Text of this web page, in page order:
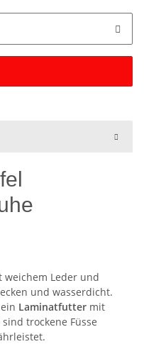
weichem Leder und
und wasserdicht.
Laminatfutter mit
trockene Füsse